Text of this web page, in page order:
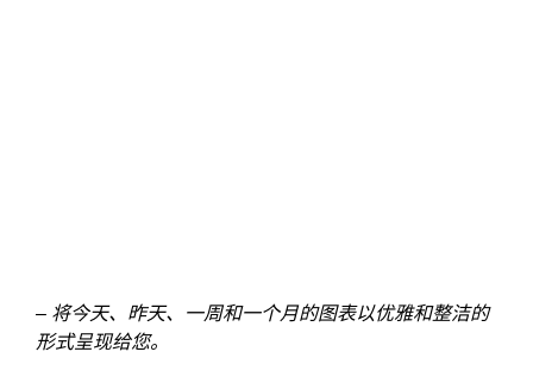
– 将今天、昨天、一周和一个月的图表以优雅和整洁的
形式呈现给您。